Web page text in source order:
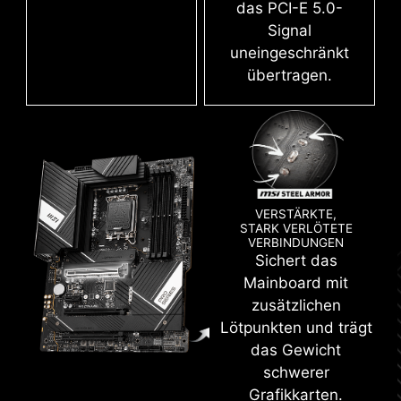
MEHR NUTZER-
FREUNDLICHKEIT
WINDOWS 11 ZERTIFIZIERT
das PCI-E 5.0-
Signal
uneingeschränkt
übertragen.
VERSTÄRKTE,
STARK VERLÖTETE
VERBINDUNGEN
Sichert das
Mainboard mit
zusätzlichen
Lötpunkten und trägt
das Gewicht
schwerer
Grafikkarten.
EINFACHES ÜBERTAKTEN MIT
CLICK BIOS 5
für einfache Bedienung konzipiert ist.
Feinabstimmung des Mainboards für deine
Gaming-Performance, Effizienz oder das
Aufstellen von Übertaktungs-Weltrekorden!
EZ-MODE ADVANCED-MODE